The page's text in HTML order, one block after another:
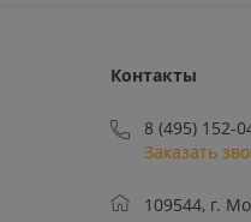
Контакты
8 (495) 152-
Заказать
109544, г.